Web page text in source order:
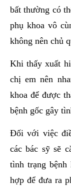
bất thường có
phụ khoa vô
không nên chủ
Khi thấy xuất
chị em nên
khoa để được
bệnh gốc gây
Đối với việc
các bác sỹ sẽ
tình trạng
hợp để đưa ra